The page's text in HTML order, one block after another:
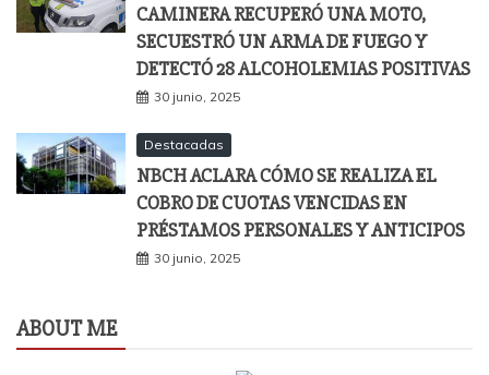
CAMINERA RECUPERÓ UNA MOTO,
SECUESTRÓ UN ARMA DE FUEGO Y
DETECTÓ 28 ALCOHOLEMIAS POSITIVAS
30 junio, 2025
Destacadas
NBCH ACLARA CÓMO SE REALIZA EL
COBRO DE CUOTAS VENCIDAS EN
PRÉSTAMOS PERSONALES Y ANTICIPOS
30 junio, 2025
ABOUT ME